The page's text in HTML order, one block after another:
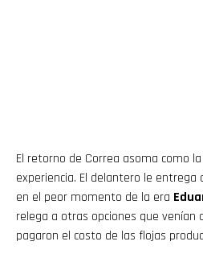
El retorno de Correa asoma como
experiencia. El delantero le entrega
en el peor momento de la era
relega a otras opciones que venían
pagaron el costo de las flojas